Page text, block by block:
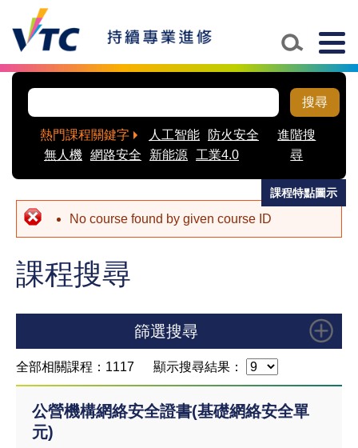
Skip to main content
搜尋
熱門課程關鍵字 人工智能
防火安全
無人機 網路安全 新能源 工業4.0
進階搜
尋
No course found by given course ID
課程搜尋
篩選搜尋
全部相關課程：1117 顯示搜尋結果：
公營機構網絡安全證書(基礎網絡安全單
元)
課程特點圖示